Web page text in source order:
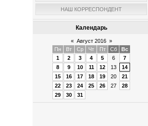
НАШ КОРРЕСПОНДЕНТ
Календарь
« Август 2016 »
Пн
Вт Ср Чт Пт Сб
Вс
1
2 3 4 5 6
7
8
9 10 11 12 13
14
15
16 17 18 19 20
21
22
23 24 25 26 27
28
29
30 31